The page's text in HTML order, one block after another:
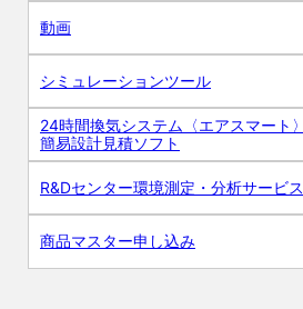
動画
シミュレーションツール
24時間換気システム〈エアスマート〉
簡易設計見積ソフト
R&Dセンター環境測定・分析サービス
商品マスター申し込み